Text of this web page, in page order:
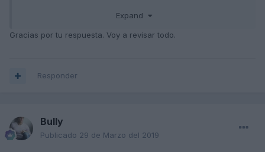
Expand
Gracias por tu respuesta. Voy a revisar todo.
Responder
Bully
Publicado 29 de Marzo del 2019